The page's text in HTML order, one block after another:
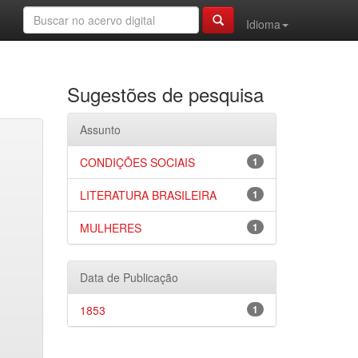
Idioma
Sugestões de pesquisa
Assunto
1
CONDIÇÕES SOCIAIS
1
LITERATURA BRASILEIRA
1
MULHERES
Data de Publicação
1
1853